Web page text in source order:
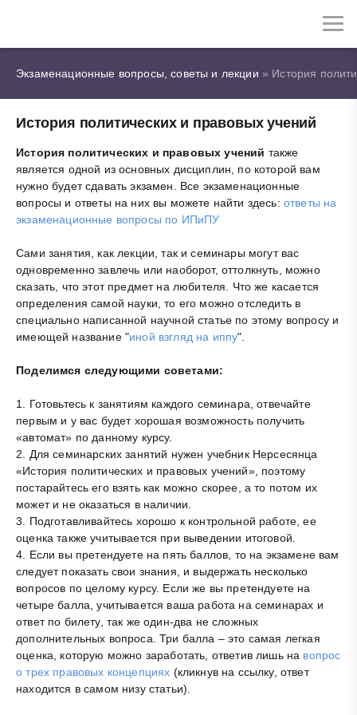
Экзаменационные вопросы, советы и лекции » История
История политических и правовых учений
История политических и правовых учений также
является одной из основных дисциплин, по которой вам
нужно будет сдавать экзамен. Все экзаменационные
вопросы и ответы на них вы можете найти здесь: ответы на
экзаменационные вопросы по ИПиПУ
Сами занятия, как лекции, так и семинары могут вас
одновременно завлечь или наоборот, оттолкнуть, можно
сказать, что этот предмет на любителя. Что же касается
определения самой науки, то его можно отследить в
специально написанной научной статье по этому вопросу и
имеющей название "иной взгляд на иппу".
Поделимся следующими советами:
1. Готовьтесь к занятиям каждого семинара, отвечайте
первым и у вас будет хорошая возможность получить
«автомат» по данному курсу.
2. Для семинарских занятий нужен учебник Нерсесянца
«История политических и правовых учений», поэтому
постарайтесь его взять как можно скорее, а то потом их
может и не оказаться в наличии.
3. Подготавливайтесь хорошо к контрольной работе, ее
оценка также учитывается при выведении итоговой.
4. Если вы претендуете на пять баллов, то на экзамене вам
следует показать свои знания, и выдержать несколько
вопросов по целому курсу. Если же вы претендуете на
четыре балла, учитывается ваша работа на семинарах и
ответ по билету, так же один-два не сложных
дополнительных вопроса. Три балла – это самая легкая
оценка, которую можно заработать, ответив лишь на вопрос
о трех правовых концепциях (кликнув на ссылку, ответ
находится в самом низу статьи).